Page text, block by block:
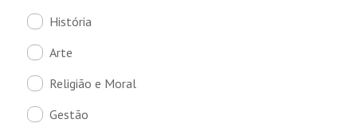
História
Arte
Religião e Moral
Gestão